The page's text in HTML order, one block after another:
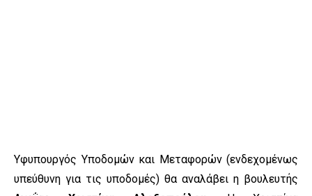
Υφυπουργός Υποδομών και Μεταφορών (ενδεχομένως
υπεύθυνη για τις υποδομές) θα αναλάβει η βουλευτής